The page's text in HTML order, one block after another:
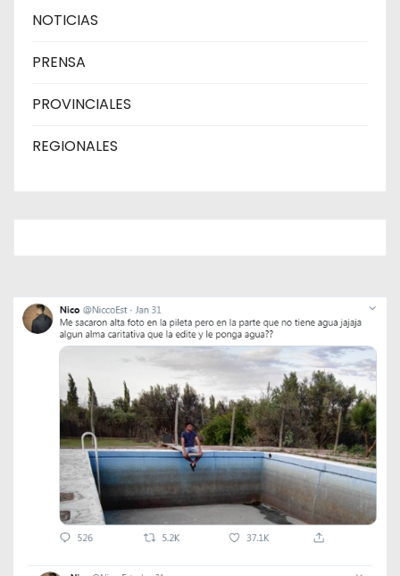
NOTICIAS
PRENSA
PROVINCIALES
REGIONALES